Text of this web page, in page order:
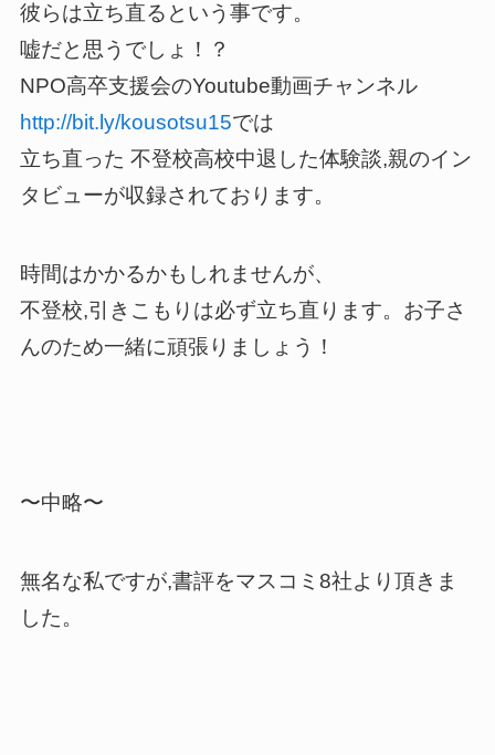
彼らは立ち直るという事です。
嘘だと思うでしょ！？
NPO高卒支援会のYoutube動画チャンネル
http://bit.ly/kousotsu15では
立ち直った 不登校高校中退した体験談,親のイン
タビューが収録されております。
時間はかかるかもしれませんが、
不登校,引きこもりは必ず立ち直ります。お子さ
んのため一緒に頑張りましょう！
〜中略〜
無名な私ですが,書評をマスコミ8社より頂きま
した。